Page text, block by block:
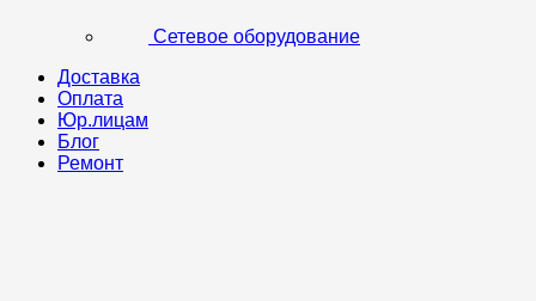
Сетевое оборудование
Доставка
Оплата
Юр.лицам
Блог
Ремонт